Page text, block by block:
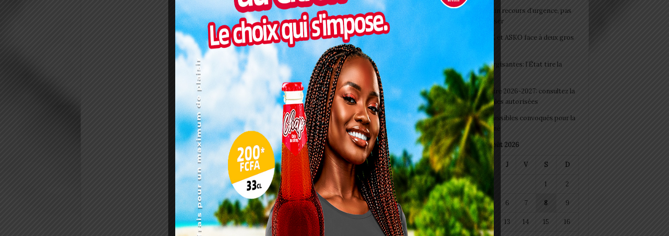
Pilule du lendemain : un recours d’urgence, pas
une habitude à banaliser
Interclubs CAF: ASCK et ASKO face à deux gros
Togo/ Boissons énergisantes: l’État tire la
sonnette d’alarme
Togo/ Rentrée scolaire 2026-2027: consultez la
liste officielle des écoles autorisées
ESSAL 2026 : les admissibles convoqués pour la
visite médicale à Lomé
août 2026
L M M J V S D
1 2
3 4 5 6 7 8 9
10 11 12 13 14 15 16